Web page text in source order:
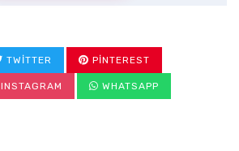
TWITTER PINTEREST
INSTAGRAM WHATSAPP